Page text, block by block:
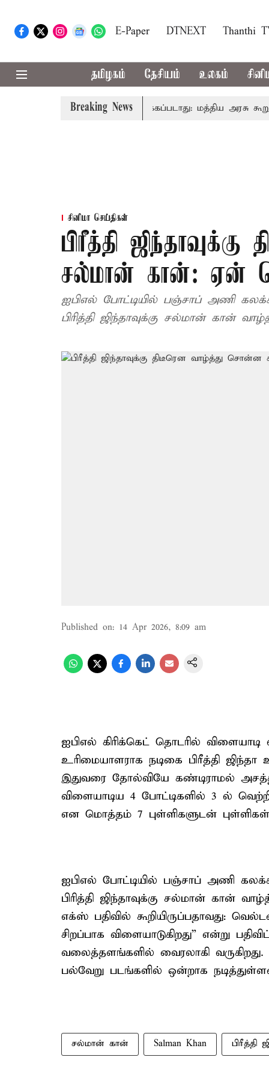
E-Paper DTNEXT Thanthi
தமிழகம் தேசியம் உலகம்
Breaking News
கட்டணம் வசூலிக்கப்படாது: மத்திய அரசு
சினிமா செய்திகள்
பிரீத்தி
சல்மான் கான்: ஏன்
ஐபிஎல் போட்டியில் பஞ்சாப் அணி
பிரித்தி ஜிந்தாவுக்கு சல்மான் கான்
Published on: 14 Apr 2026, 8:09 am
ஐபிஎல் கிரிக்கெட் தொடரில்
உரிமையாளராக நடிகை பிரீத்தி
இதுவரை தோல்வியே கண்டிராமல்
விளையாடிய 4 போட்டிகளில் 3 ல்
என மொத்தம் 7 புள்ளிகளுடன்
ஐபிஎல் போட்டியில் பஞ்சாப் அணி
பிரித்தி ஜிந்தாவுக்கு சல்மான் கான்
எக்ஸ் பதிவில் கூறியிருப்பதாவது:
சிறப்பாக விளையாடுகிறது” என்று
வலைத்தளங்களில் வைரலாகி வருகிறது.
பல்வேறு படங்களில் ஒன்றாக
சல்மான் கான் Salman Khan பிரீத்தி